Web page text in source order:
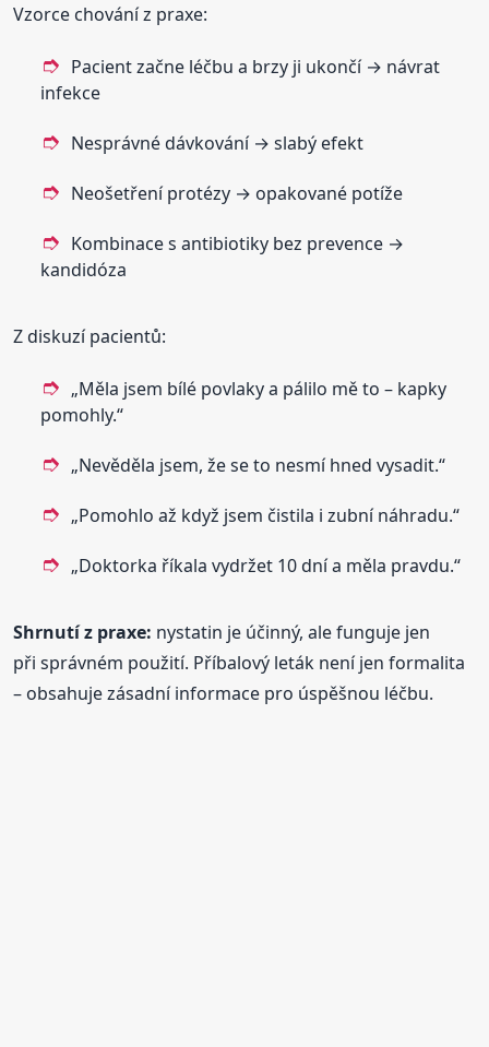
Vzorce chování z praxe:
Pacient začne léčbu a brzy ji ukončí → návrat
infekce
Nesprávné dávkování → slabý efekt
Neošetření protézy → opakované potíže
Kombinace s antibiotiky bez prevence →
kandidóza
Z diskuzí pacientů:
„Měla jsem bílé povlaky a pálilo mě to – kapky
pomohly.“
„Nevěděla jsem, že se to nesmí hned vysadit.“
„Pomohlo až když jsem čistila i zubní náhradu.“
„Doktorka říkala vydržet 10 dní a měla pravdu.“
Shrnutí z praxe: nystatin je účinný, ale funguje jen
při správném použití. Příbalový leták není jen formalita
– obsahuje zásadní informace pro úspěšnou léčbu.